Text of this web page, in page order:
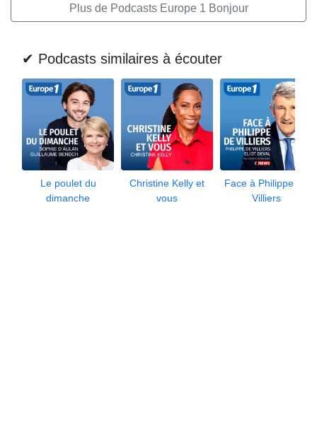
Plus de Podcasts Europe 1 Bonjour
✔ Podcasts similaires à écouter
Le poulet du
dimanche
Christine Kelly et
vous
Face à Philippe de
Villiers